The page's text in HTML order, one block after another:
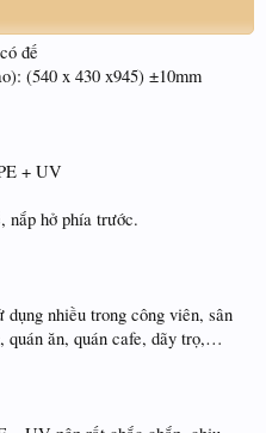
đế
(540 x 430 x945) ±10mm
+ UV
nắp hở phía trước.
nhiều trong công viên, sân
quán ăn, quán cafe, dãy trọ,…